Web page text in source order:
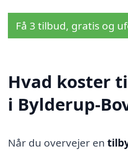
Få 3 tilbud, gratis og
Hvad koster
i Bylderup-
Når du overvejer en